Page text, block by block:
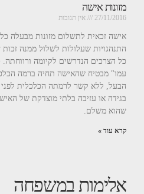
מזונות אישה
27/11/2016 אין תגובות
אישה זכאית לתשלום מזונות מבעלה כל
התנהגויות שעלולות לשלול ממנה זכות
כל הצרכים הנדרשים לקיומה ורווחתה.
עמו" מבטיח שהאישה תחיה ברמה
הבעל, ללא קשר לרמתה הכלכלית לפני
בגידה או עזיבה בלתי מוצדקת של
שהוא משלם.
קרא עוד »
אלימות במשפחה